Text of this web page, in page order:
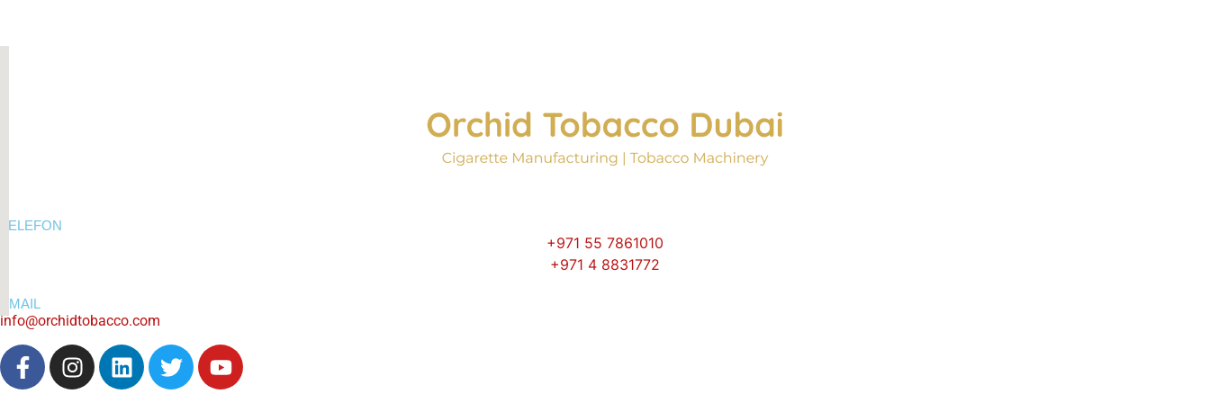
TELEFON
+971 55 7861010
+971 4 8831772
EMAIL
info@orchidtobacco.com